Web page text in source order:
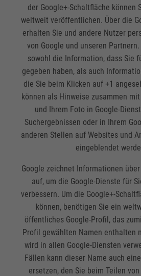
der Google+-Schaltfläche können
weltweit veröffentlichen. Über die
erhalten Sie und andere Nutzer
von Google und unseren
sowohl die Information, dass Sie
gegeben haben, als auch
die Sie beim Klicken auf +1
können als Hinweise zusammen
und Ihrem Foto in Google-
Suchergebnissen oder in Ihrem
anderen Stellen auf Websites und
eingeblendet
Google zeichnet Informationen
auf, um die Google-Dienste für
verbessern. Um die Google+-
können, benötigen Sie ein
öffentliches Google-Profil, das
Profil gewählten Namen enthalten
wird in allen Google-Diensten
Fällen kann dieser Name auch
ersetzen, den Sie beim Teilen